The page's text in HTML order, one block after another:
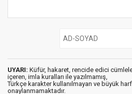
UYARI: Küfür, hakaret, rencide edici
içeren, imla kuralları ile yazılmamış,
Türkçe karakter kullanılmayan ve büyük
onaylanmamaktadır.